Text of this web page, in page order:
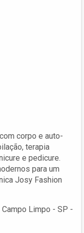
corpo e auto-
terapia
e pedicure.
para um
Josy Fashion
Campo Limpo - SP -